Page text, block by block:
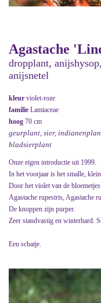
Agastache
dropplant, anijshysop,
anijsnetel
kleur violet-roze
familie Lamiaceae
hoog 70 cm
geurplant, sier,
bladsierplant
Onze eigen introductie uit 1999.
In het voorjaar is het smalle,
Door het violet van de
Agastache rupestris, Agastache
De knoppen zijn purper.
Zeer standvastig en winterhard.
Een schatje.